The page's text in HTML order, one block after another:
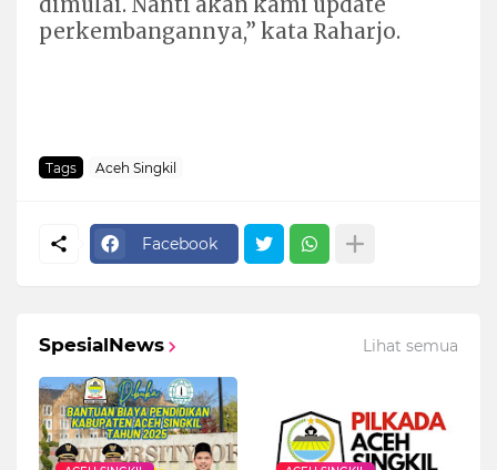
dimulai. Nanti akan kami update
perkembangannya,” kata Raharjo.
Tags Aceh Singkil
Facebook
SpesialNews Lihat semua